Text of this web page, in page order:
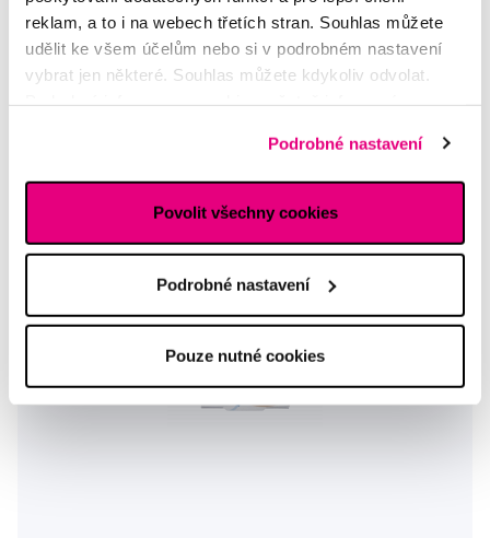
reklam, a to i na webech třetích stran. Souhlas můžete
udělit ke všem účelům nebo si v podrobném nastavení
vybrat jen některé. Souhlas můžete kdykoliv odvolat.
Podrobné nastavení
Povolit všechny cookies
Podrobné nastavení
Pouze nutné cookies
Skladem > 5 ks
Ihned na13 prodejnách